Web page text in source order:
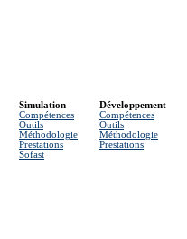
Simulation
Compétences
Outils
Méthodologie
Prestations
Sofast
Développement
Compétences
Outils
Méthodologie
Prestations